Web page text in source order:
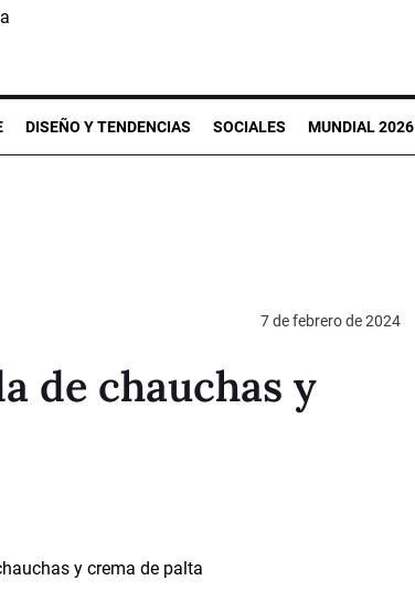
DISEÑO Y TENDENCIAS SOCIALES MUNDIAL 2026
7 de febrero de 2024
de chauchas y